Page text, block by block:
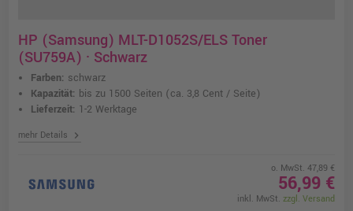
HP (Samsung) MLT-D1052S/ELS Toner
(SU759A) · Schwarz
Farben: schwarz
Kapazität: bis zu 1500 Seiten (ca. 3,8 Cent / Seite)
Lieferzeit: 1-2 Werktage
mehr Details chevron_right
o. MwSt. 47,89 €
56,99 €
inkl. MwSt. zzgl. Versand